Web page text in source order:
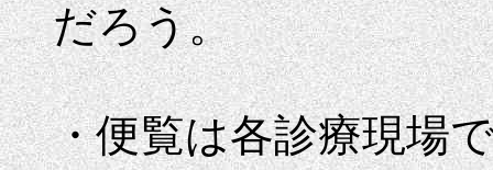
だろう。
・便覧は各診療現場